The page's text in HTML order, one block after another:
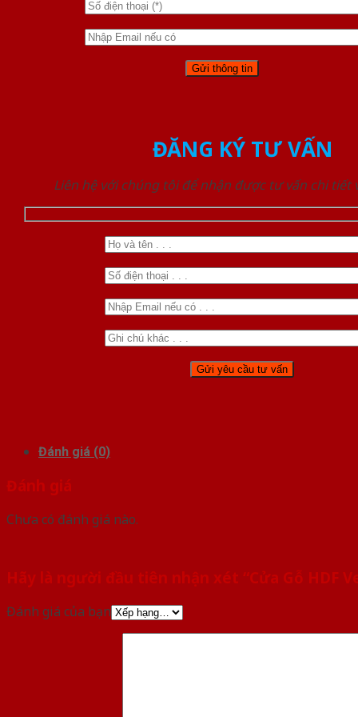
ĐĂNG KÝ TƯ VẤN
Liên hệ với chúng tôi để nhận được tư vấn chi tiết
Đánh giá (0)
Đánh giá
Chưa có đánh giá nào.
Hãy là người đầu tiên nhận xét “Cửa Gỗ HDF
Đánh giá của bạn